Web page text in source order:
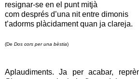
resignar-se en el punt mitjà
com després d’una nit entre dimonis
t’adorms plàcidament quan ja clareja.
(De Dos cors per una bèstia)
Aplaudiments. Ja per acabar,